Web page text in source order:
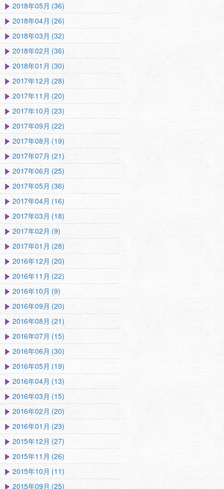
2018年05月 (36)
2018年04月 (26)
2018年03月 (32)
2018年02月 (36)
2018年01月 (30)
2017年12月 (28)
2017年11月 (20)
2017年10月 (23)
2017年09月 (22)
2017年08月 (19)
2017年07月 (21)
2017年06月 (25)
2017年05月 (36)
2017年04月 (16)
2017年03月 (18)
2017年02月 (9)
2017年01月 (28)
2016年12月 (20)
2016年11月 (22)
2016年10月 (9)
2016年09月 (20)
2016年08月 (21)
2016年07月 (15)
2016年06月 (30)
2016年05月 (19)
2016年04月 (13)
2016年03月 (15)
2016年02月 (20)
2016年01月 (23)
2015年12月 (27)
2015年11月 (26)
2015年10月 (11)
2015年09月 (25)